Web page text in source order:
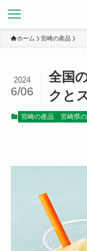
ホーム 宮崎の産品
全国
クと
2024
6/06
宮崎の産品 宮崎県